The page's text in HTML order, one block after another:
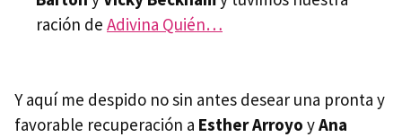
ración de Adivina Quién…
Y aquí me despido no sin antes desear una pronta y
favorable recuperación a Esther Arroyo yAna